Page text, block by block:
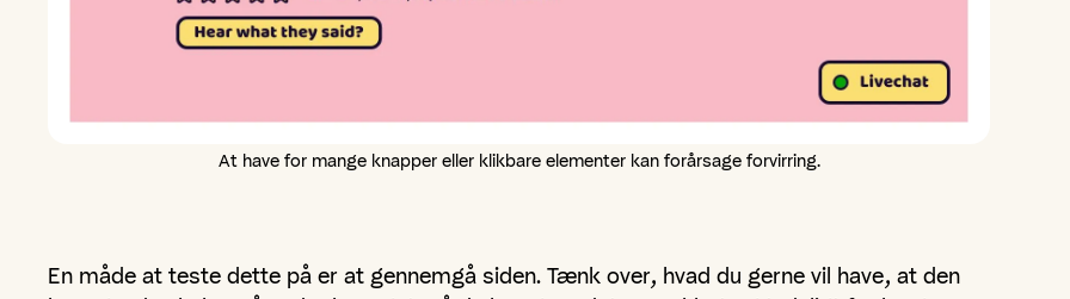
At have for mange knapper eller klikbare elementer kan forårsage forvirring.
En måde at teste dette på er at gennemgå siden. Tænk over, hvad du gerne vil have, at den